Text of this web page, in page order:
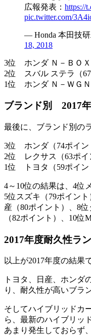
広報発表： https://
pic.twitter.com/
— Honda 本田技研
18, 2018
3位 ホンダ Ｎ－ＢＯＸ
2位 スバル ステラ（67
1位 ホンダ Ｎ－ＷＧＮ
ブランド別 2017
最後に、ブランド別の
3位 ホンダ（74ポイン
2位 レクサス（63ポイ
1位 トヨタ（59ポイン
4～10位の結果は、4位
5位スズキ（79ポイン
産（80ポイント）、8
（82ポイント）、10位
2017年度耐久性ラ
以上が2017年度の結果
トヨタ、日産、ホンダ
り、耐久性が高いブラ
そしてハイブリッドカ
ら、最新のハイブリッ
あまり発生しておらず